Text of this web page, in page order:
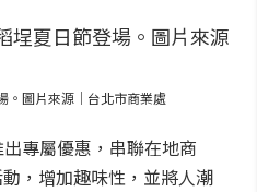
。圖片來源｜台北市商業處
專屬優惠，串聯在地商
，增加趣味性，並將人潮